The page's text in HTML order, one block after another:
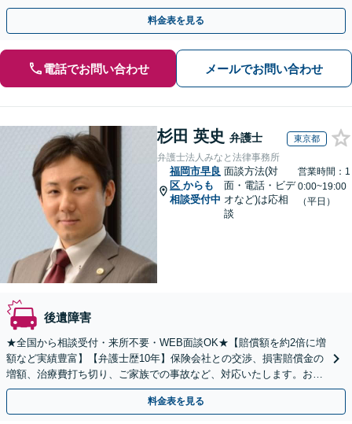
い整形外科・整骨院の通院方法からアドバイス致します。
料金表を見る
電話でお問い合わせ メールでお問い合わせ
杉田 英史 弁護士 東京都
弁護士法人みなと法律事務所
福岡市早良
区 からも
相談受付中
面談方法(対
面・電話・ビデ
オなど)は応相
談
営業時間：1
0:00~19:00
（平日）
後遺障害
★全国から相談受付・来所不要・WEB面談OK★【賠償額を約2倍に増
額など実績豊富】【弁護士歴10年】保険会社との交渉、損害賠償金の
増額、治療費打ち切り、ご家族での事故など、対応いたします。お早
めにご相談ください【初回相談・着手金無料】
料金表を見る